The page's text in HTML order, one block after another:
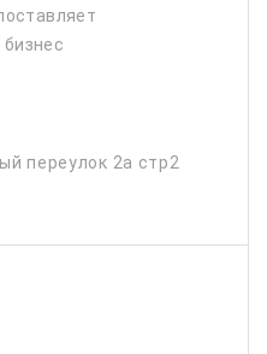
рынка так и с
рынка.
переулок 2а стр2